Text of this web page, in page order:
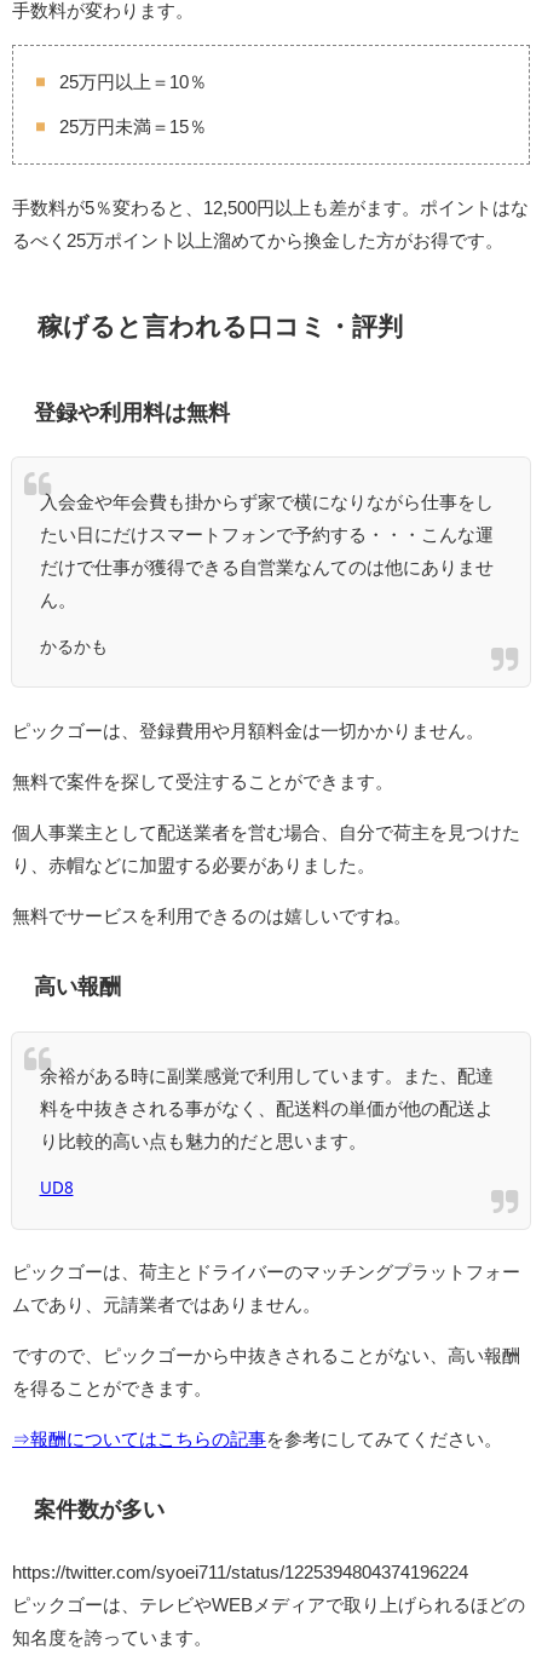
手数料が変わります。
25万円以上＝10％
25万円未満＝15％
手数料が5％変わると、12,500円以上も差がます。ポイントはな
るべく25万ポイント以上溜めてから換金した方がお得です。
稼げると言われる口コミ・評判
登録や利用料は無料
入会金や年会費も掛からず家で横になりながら仕事をし
たい日にだけスマートフォンで予約する・・・こんな運
だけで仕事が獲得できる自営業なんてのは他にありませ
ん。
かるかも
ピックゴーは、登録費用や月額料金は一切かかりません。
無料で案件を探して受注することができます。
個人事業主として配送業者を営む場合、自分で荷主を見つけた
り、赤帽などに加盟する必要がありました。
無料でサービスを利用できるのは嬉しいですね。
高い報酬
余裕がある時に副業感覚で利用しています。また、配達
料を中抜きされる事がなく、配送料の単価が他の配送よ
り比較的高い点も魅力的だと思います。
UD8
ピックゴーは、荷主とドライバーのマッチングプラットフォー
ムであり、元請業者ではありません。
ですので、ピックゴーから中抜きされることがない、高い報酬
を得ることができます。
⇒報酬についてはこちらの記事を参考にしてみてください。
案件数が多い
https://twitter.com/syoei711/status/1225394804374196224
ピックゴーは、テレビやWEBメディアで取り上げられるほどの
知名度を誇っています。